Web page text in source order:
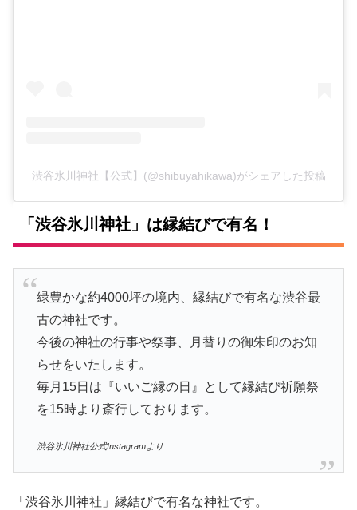
渋谷氷川神社【公式】(@shibuyahikawa)がシェアした投稿
「渋谷氷川神社」は縁結びで有名！
緑豊かな約4000坪の境内、縁結びで有名な渋谷最
古の神社です。
今後の神社の行事や祭事、月替りの御朱印のお知
らせをいたします。
毎月15日は『いいご縁の日』として縁結び祈願祭
を15時より斎行しております。
渋谷氷川神社公式Instagramより
「渋谷氷川神社」縁結びで有名な神社です。